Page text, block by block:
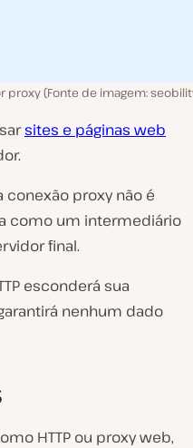
proxy (Fonte de imagem:
sites e páginas web
conexão proxy não é
como um intermediário
final.
esconderá sua
nenhum dado
HTTP ou proxy web,